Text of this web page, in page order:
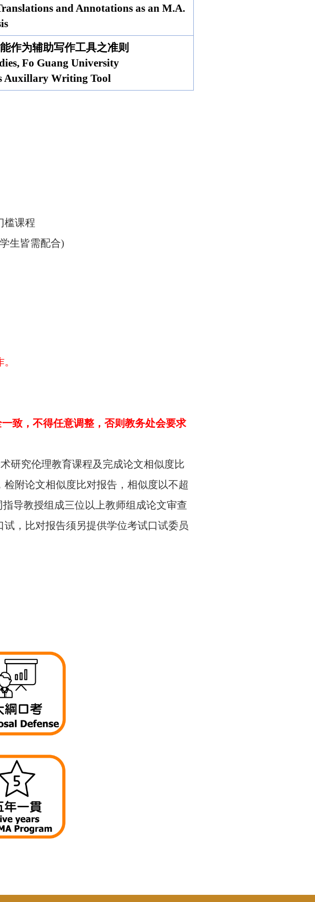
and Annotations as an M.A.
作为辅助写作工具之准则
Fo Guang University
Auxillary Writing Tool
槛课程
生皆需配合)
，不得任意调整，否则教务处会要求
研究伦理教育课程及完成论文相似度比
附论文相似度比对报告，相似度以不超
导教授组成三位以上教师组成论文审查
，比对报告须另提供学位考试口试委员